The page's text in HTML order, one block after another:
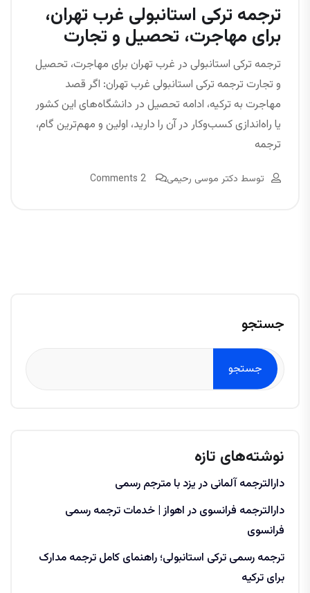
ترجمه ترکی استانبولی غرب تهران،
برای مهاجرت، تحصیل و تجارت
ترجمه ترکی استانبولی در غرب تهران برای مهاجرت، تحصیل
و تجارت ترجمه ترکی استانبولی غرب تهران: اگر قصد
مهاجرت به ترکیه، ادامه تحصیل در دانشگاه‌های این کشور
یا راه‌اندازی کسب‌وکار در آن را دارید، اولین و مهم‌ترین گام،
ترجمه
توسط دکتر موسی رحیمی 2 Comments
جستجو
جستجو
نوشته‌های تازه
دارالترجمه آلمانی در یزد با مترجم رسمی
دارالترجمه فرانسوی در اهواز | خدمات ترجمه رسمی
فرانسوی
ترجمه رسمی ترکی استانبولی؛ راهنمای کامل ترجمه مدارک
برای ترکیه